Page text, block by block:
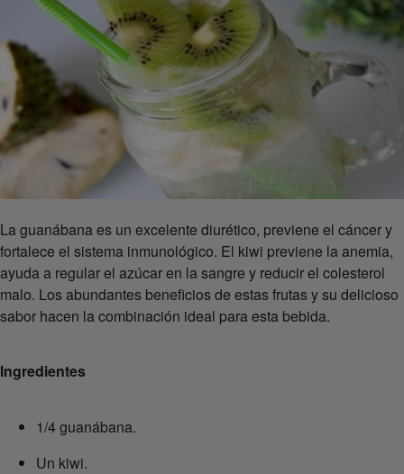
La guanábana es un excelente diurético, previene el cáncer y
fortalece el sistema inmunológico. El kiwi previene la anemia,
ayuda a regular el azúcar en la sangre y reducir el colesterol
malo. Los abundantes beneficios de estas frutas y su delicioso
sabor hacen la combinación ideal para esta bebida.
Ingredientes
1/4 guanábana.
Un kiwi.